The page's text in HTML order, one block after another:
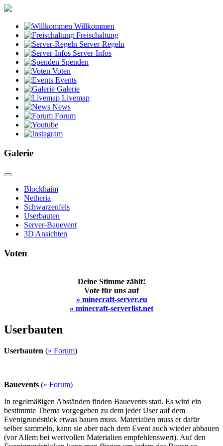
Willkommen
Freischaltung
Server-Regeln
Server-Infos
Spenden
Voten
Events
Galerie
Livemap
News
Forum
Galerie
Blockhaim
Netheria
Schwarzenfels
Userbauten
Server-Bauevent
3D Ansichten
Voten
Deine Stimme zählt!
Vote für uns auf
» minecraft-server.eu
» minecraft-serverlist.net
Userbauten
Userbauten (» Forum)
Bauevents (» Forum)
In regelmäßigen Abständen finden Bauevents statt. Es wird ein
bestimmte Thema vorgegeben zu dem jeder User auf dem
Eventgrundstück etwas bauen muss. Materialien muss er dafür
selber sammeln, kann sie aber nach dem Event auch wieder abbauen
(vor Allem bei wertvollen Materialien empfehlenswert). Auf den